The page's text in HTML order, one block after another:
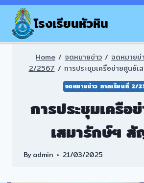
Skip
contentโรงเรียนหัวหิน
Home / จดหมายข่าว / จดหมายข่
2/2567 / การประชุมเครือข่ายศูนย์
จดหมายข่าว ภาคเรียนที่ 2/
การประชุมเครือ
เสมารักษ์ฯ
Byadmin 21/03/2025